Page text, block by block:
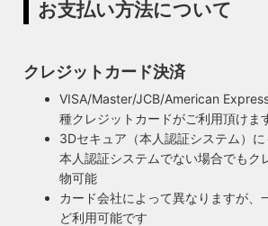
お支払い方法について
クレジットカード決済
VISA/Master/JCB/American
種クレジットカードがご利用頂けま
3Dセキュア（本人認証システム）
本人認証システムでない場合でもク
物可能
カード会社によって異なりますが、
ど利用可能です